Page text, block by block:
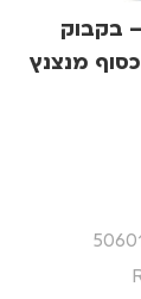
Root7 Special – בקבוק
מנצנץ